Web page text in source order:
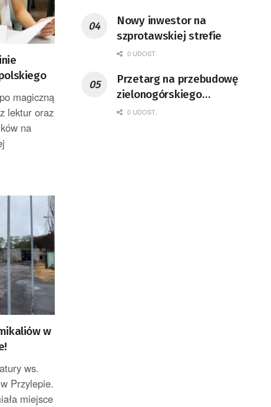
magiczną
lektur oraz
na
w
ws.
Przylepie.
miejsce
Nowy inwestor na
szprotawskiej strefie
0 UDOST.
Przetarg na przebudowę
zielonogórskiego
deptaka ma ruszyć
0 UDOST.